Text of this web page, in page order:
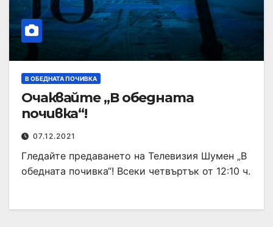
В ОБЕДНАТА ПОЧИВКА
Очаквайте „В обедната
почивка“!
07.12.2021
Гледайте предаването на Телевизия Шумен „В
обедната почивка“! Всеки четвъртък от 12:10 ч.